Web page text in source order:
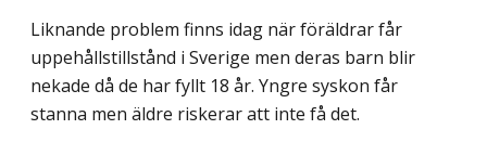
Liknande problem finns idag när föräldrar får
uppehållstillstånd i Sverige men deras barn blir
nekade då de har fyllt 18 år. Yngre syskon får
stanna men äldre riskerar att inte få det.